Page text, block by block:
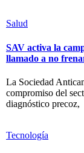
Salud
SAV activa la
llamado a no
La Sociedad
compromiso del
diagnóstico precoz,
Tecnología